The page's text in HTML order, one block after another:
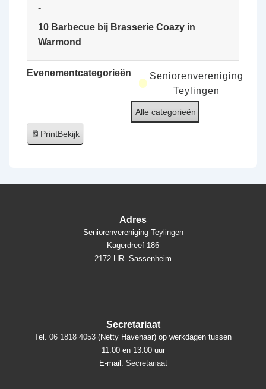
-
10 Barbecue bij Brasserie Coazy in
Warmond
Evenementcategorieën
Seniorenvereniging
Teylingen
Alle categorieën
PrintBekijk
Adres
Seniorenvereniging Teylingen
Kagerdreef 186
2172 HR Sassenheim
Secretariaat
Tel. 06 1818 4053 (Netty Havenaar) op werkdagen tussen
11.00 en 13.00 uur
E-mail: Secretariaat